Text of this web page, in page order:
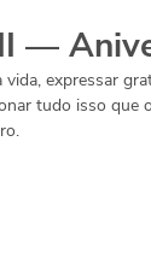
—
expressar
tudo isso